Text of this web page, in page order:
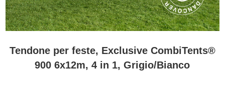
Tendone per feste, Exclusive CombiTents®
900 6x12m, 4 in 1, Grigio/Bianco